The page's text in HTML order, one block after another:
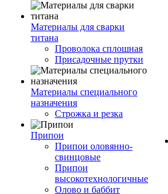
Материалы для сварки
титана
Проволока сплошная
Присадочные прутки
Материалы специального
назначения
Строжка и резка
Припои
Припои оловянно-
свинцовые
Припои
высокотехнологичные
Олово и баббит